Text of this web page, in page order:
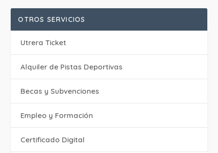
OTROS SERVICIOS
Utrera Ticket
Alquiler de Pistas Deportivas
Becas y Subvenciones
Empleo y Formación
Certificado Digital